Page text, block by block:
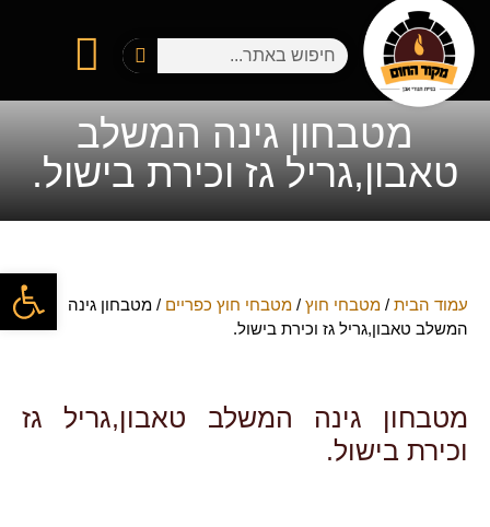
מטבחון גינה המשלב
טאבון,גריל גז וכירת בישול.
עמוד הבית / מטבחי חוץ / מטבחי חוץ כפריים / מטבחון גינה
המשלב טאבון,גריל גז וכירת בישול.
מטבחון גינה המשלב טאבון,גריל גז
וכירת בישול.